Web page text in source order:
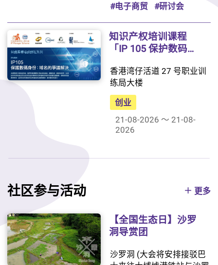
#电子商贸 #研讨会
知识产权培训课程
「IP 105 保护数码身
决」
香港湾仔活道 27 号职业训
练局大楼
创业
21-08-2026 ～ 21-08-
2026
社区参与活动 更多
【全国生态日】沙罗
洞导赏团
沙罗洞 (大会将安排接驳巴